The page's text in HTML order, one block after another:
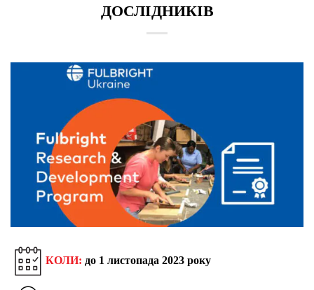
ДОСЛІДНИКІВ
КОЛИ: до 1 листопада 2023 року